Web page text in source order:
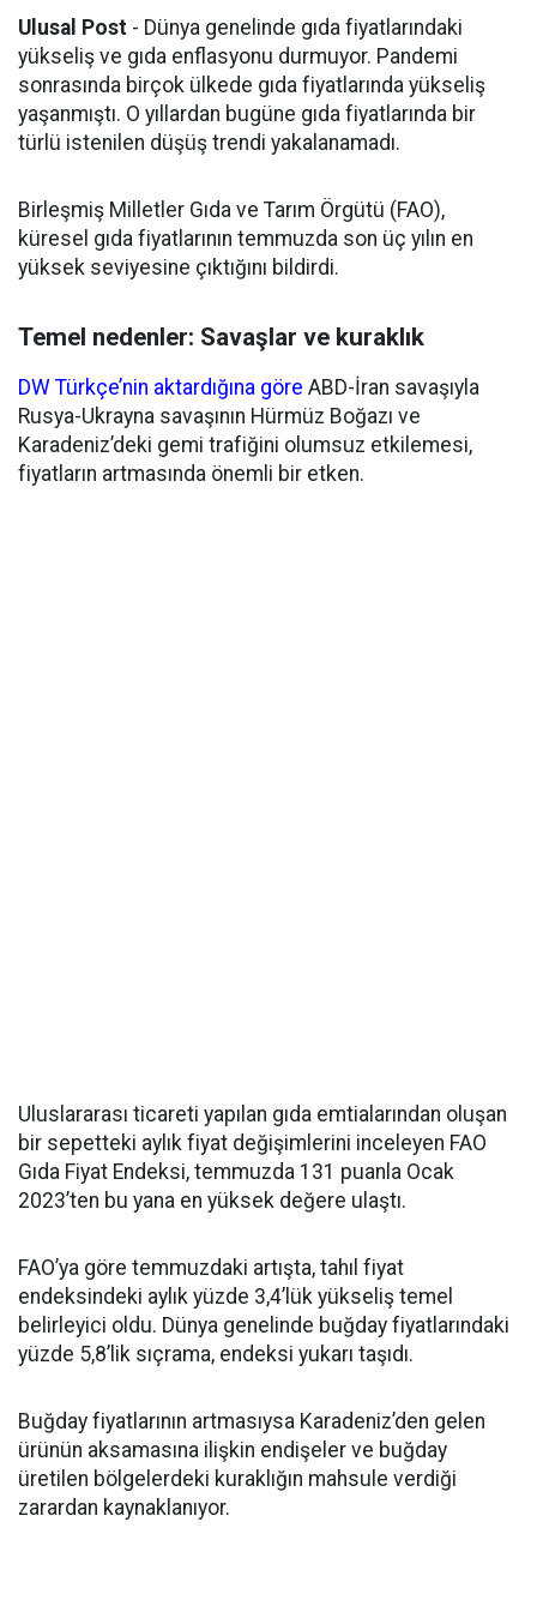
Ulusal Post - Dünya genelinde gıda fiyatlarındaki
yükseliş ve gıda enflasyonu durmuyor. Pandemi
sonrasında birçok ülkede gıda fiyatlarında yükseliş
yaşanmıştı. O yıllardan bugüne gıda fiyatlarında bir
türlü istenilen düşüş trendi yakalanamadı.
Birleşmiş Milletler Gıda ve Tarım Örgütü (FAO),
küresel gıda fiyatlarının temmuzda son üç yılın en
yüksek seviyesine çıktığını bildirdi.
Temel nedenler: Savaşlar ve kuraklık
DW Türkçe’nin aktardığına göre ABD-İran savaşıyla
Rusya-Ukrayna savaşının Hürmüz Boğazı ve
Karadeniz’deki gemi trafiğini olumsuz etkilemesi,
fiyatların artmasında önemli bir etken.
Uluslararası ticareti yapılan gıda emtialarından oluşan
bir sepetteki aylık fiyat değişimlerini inceleyen FAO
Gıda Fiyat Endeksi, temmuzda 131 puanla Ocak
2023’ten bu yana en yüksek değere ulaştı.
FAO’ya göre temmuzdaki artışta, tahıl fiyat
endeksindeki aylık yüzde 3,4’lük yükseliş temel
belirleyici oldu. Dünya genelinde buğday fiyatlarındaki
yüzde 5,8’lik sıçrama, endeksi yukarı taşıdı.
Buğday fiyatlarının artmasıysa Karadeniz’den gelen
ürünün aksamasına ilişkin endişeler ve buğday
üretilen bölgelerdeki kuraklığın mahsule verdiği
zarardan kaynaklanıyor.